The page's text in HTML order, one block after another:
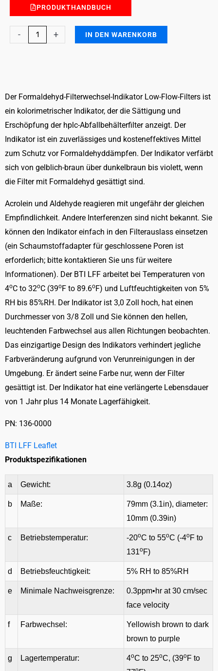
PRODUKTHANDBUCH
-
Formaldehyde
Breakthrough
Flow
Filters
(BTI
+ IN DEN WARENKORB
Der Formaldehyd-Filterwechsel-Indikator Low-Flow-Filters ist
ein kolorimetrischer Indikator, der die Sättigung und
Erschöpfung der hplc-Abfallbehälterfilter anzeigt. Der
Indikator ist ein zuverlässiges und kosteneffektives Mittel
zum Schutz vor Formaldehyddämpfen. Der Indikator verfärbt
sich von gelblich-braun über dunkelbraun bis violett, wenn
die Filter mit Formaldehyd gesättigt sind.
Acrolein und Aldehyde reagieren mit ungefähr der gleichen
Empfindlichkeit. Andere Interferenzen sind nicht bekannt. Sie
können den Indikator einfach in den Filterauslass einsetzen
(ein Schaumstoffadapter für geschlossene Poren ist
erforderlich; bitte kontaktieren Sie uns für weitere
Informationen). Der BTI LFF arbeitet bei Temperaturen von
4oC to 32oC (39oF to 89.6oF) und Luftfeuchtigkeiten von 5%
RH bis 85%RH. Der Indikator ist 3,0 Zoll hoch, hat einen
Durchmesser von 3/8 Zoll und Sie können den hellen,
leuchtenden Farbwechsel aus allen Richtungen beobachten.
Das einzigartige Design des Indikators verhindert jegliche
Farbveränderung aufgrund von Verunreinigungen in der
Umgebung. Er ändert seine Farbe nur, wenn der Filter
gesättigt ist. Der Indikator hat eine verlängerte Lebensdauer
von 1 Jahr plus 14 Monate Lagerfähigkeit.
PN: 136-0000
BTI LFF Leaflet
Produktspezifikationen
a Gewicht: 3.8g (0.14oz)
b Maße:
79mm (3.1in), diameter:
10mm (0.39in)
c Betriebstemperatur: -20oC to 55oC (-4oF to
131oF)
d Betriebsfeuchtigkeit: 5% RH to 85%RH
e Minimale Nachweisgrenze:
0.3ppm•hr at 30 cm/sec
face velocity
f Farbwechsel:
Yellowish brown to dark
brown to purple
g Lagertemperatur: 4oC to 25oC, (39oF to